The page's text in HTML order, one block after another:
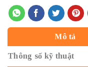
Mô tả
Thông số kỹ thuật